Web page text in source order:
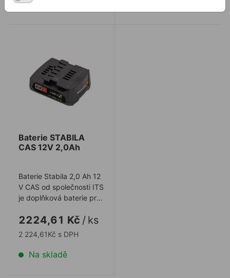
Na skladě
Baterie STABILA
CAS 12V 2,0Ah
Baterie Stabila 2,0 Ah 12
V CAS od společnosti ITS
je doplňková baterie pro
laserových ...
2224,61 Kč / ks
2 224,61Kč s DPH
Na skladě